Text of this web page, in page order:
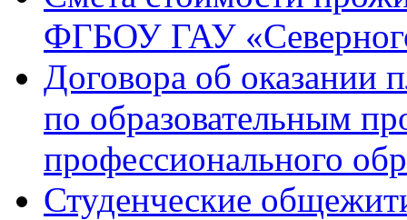
ФГБОУ ГАУ
Договора об оказании
по образовательным
профессионального
Студенческие